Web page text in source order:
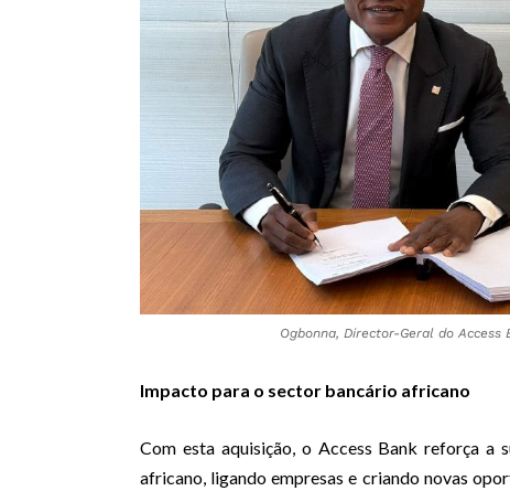
Ogbonna, Director-Geral do Access
Impacto para o sector bancário africano
Com esta aquisição, o Access Bank reforça
africano, ligando empresas e criando novas